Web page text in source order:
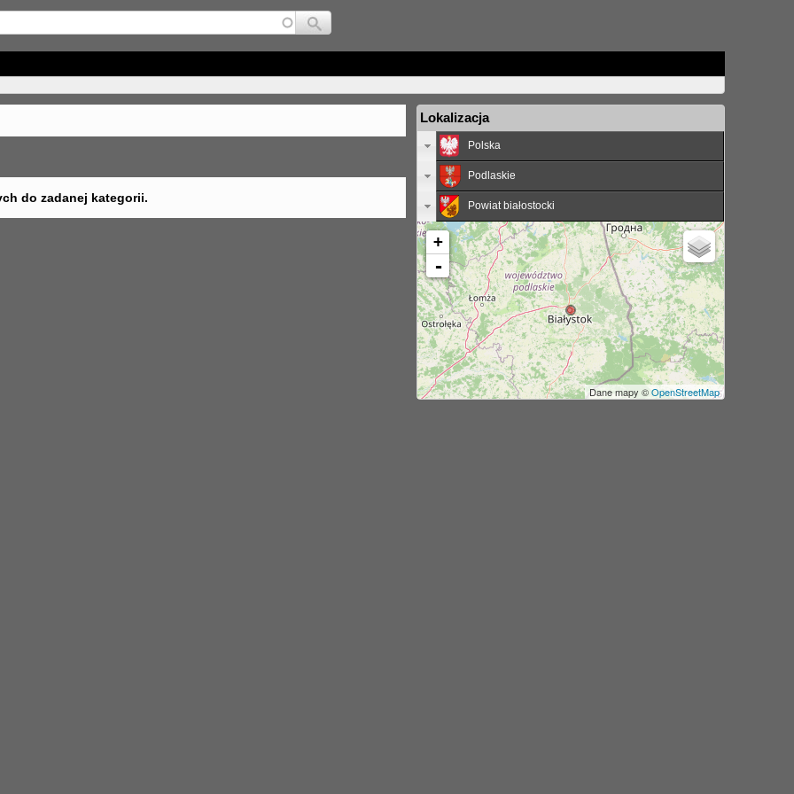
Jump to navigation
do zadanej kategorii.
Lokalizacja
Polska
Podlaskie
Powiat białostocki
+
-
Dane mapy ©OpenStreetMap